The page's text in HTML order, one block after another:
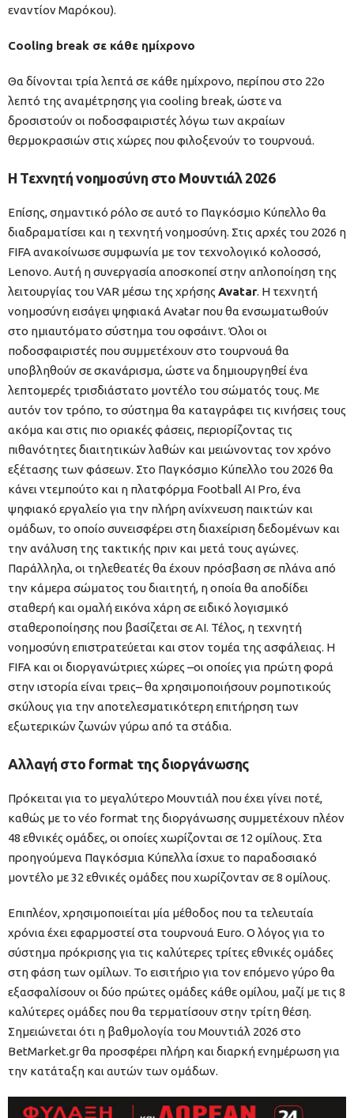
εναντίον Μαρόκου).
Cooling break σε κάθε ημίχρονο
Θα δίνονται τρία λεπτά σε κάθε ημίχρονο, περίπου στο 22ο
λεπτό της αναμέτρησης για cooling break, ώστε να
δροσιστούν οι ποδοσφαιριστές λόγω των ακραίων
θερμοκρασιών στις χώρες που φιλοξενούν το τουρνουά.
Η Τεχνητή νοημοσύνη στο Μουντιάλ 2026
Επίσης, σημαντικό ρόλο σε αυτό το Παγκόσμιο Κύπελλο θα
διαδραματίσει και η τεχνητή νοημοσύνη. Στις αρχές του 2026 η
FIFA ανακοίνωσε συμφωνία με τον τεχνολογικό κολοσσό,
Lenovo. Αυτή η συνεργασία αποσκοπεί στην απλοποίηση της
λειτουργίας του VAR μέσω της χρήσης Avatar. Η τεχνητή
νοημοσύνη εισάγει ψηφιακά Avatar που θα ενσωματωθούν
στο ημιαυτόματο σύστημα του οφσάιντ. Όλοι οι
ποδοσφαιριστές που συμμετέχουν στο τουρνουά θα
υποβληθούν σε σκανάρισμα, ώστε να δημιουργηθεί ένα
λεπτομερές τρισδιάστατο μοντέλο του σώματός τους. Με
αυτόν τον τρόπο, το σύστημα θα καταγράφει τις κινήσεις τους
ακόμα και στις πιο οριακές φάσεις, περιορίζοντας τις
πιθανότητες διαιτητικών λαθών και μειώνοντας τον χρόνο
εξέτασης των φάσεων. Στο Παγκόσμιο Κύπελλο του 2026 θα
κάνει ντεμπούτο και η πλατφόρμα Football AI Pro, ένα
ψηφιακό εργαλείο για την πλήρη ανίχνευση παικτών και
ομάδων, το οποίο συνεισφέρει στη διαχείριση δεδομένων και
την ανάλυση της τακτικής πριν και μετά τους αγώνες.
Παράλληλα, οι τηλεθεατές θα έχουν πρόσβαση σε πλάνα από
την κάμερα σώματος του διαιτητή, η οποία θα αποδίδει
σταθερή και ομαλή εικόνα χάρη σε ειδικό λογισμικό
σταθεροποίησης που βασίζεται σε AI. Τέλος, η τεχνητή
νοημοσύνη επιστρατεύεται και στον τομέα της ασφάλειας. Η
FIFA και οι διοργανώτριες χώρες –οι οποίες για πρώτη φορά
στην ιστορία είναι τρεις– θα χρησιμοποιήσουν ρομποτικούς
σκύλους για την αποτελεσματικότερη επιτήρηση των
εξωτερικών ζωνών γύρω από τα στάδια.
Αλλαγή στο format της διοργάνωσης
Πρόκειται για το μεγαλύτερο Μουντιάλ που έχει γίνει ποτέ,
καθώς με το νέο format της διοργάνωσης συμμετέχουν πλέον
48 εθνικές ομάδες, οι οποίες χωρίζονται σε 12 ομίλους. Στα
προηγούμενα Παγκόσμια Κύπελλα ίσχυε το παραδοσιακό
μοντέλο με 32 εθνικές ομάδες που χωρίζονταν σε 8 ομίλους.
Επιπλέον, χρησιμοποιείται μία μέθοδος που τα τελευταία
χρόνια έχει εφαρμοστεί στα τουρνουά Euro. Ο λόγος για το
σύστημα πρόκρισης για τις καλύτερες τρίτες εθνικές ομάδες
στη φάση των ομίλων. Το εισιτήριο για τον επόμενο γύρο θα
εξασφαλίσουν οι δύο πρώτες ομάδες κάθε ομίλου, μαζί με τις 8
καλύτερες ομάδες που θα τερματίσουν στην τρίτη θέση.
Σημειώνεται ότι η βαθμολογία του Μουντιάλ 2026 στο
BetMarket.gr θα προσφέρει πλήρη και διαρκή ενημέρωση για
την κατάταξη και αυτών των ομάδων.